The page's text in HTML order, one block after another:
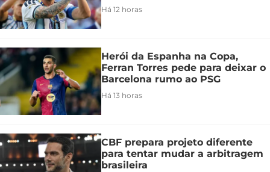
Há 12 horas
Herói da Espanha na Copa,
Ferran Torres pede para deixar o
Barcelona rumo ao PSG
Há 13 horas
CBF prepara projeto diferente
para tentar mudar a arbitragem
brasileira